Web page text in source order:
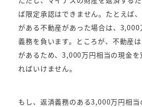
ば限定承認はできません。たとえば
がある不動産があった場合は、
義務を負います。ところが、不動産
があるため、3,000万円相当の現金を
ればいけません。
もし、返済義務のある3,000万円相当